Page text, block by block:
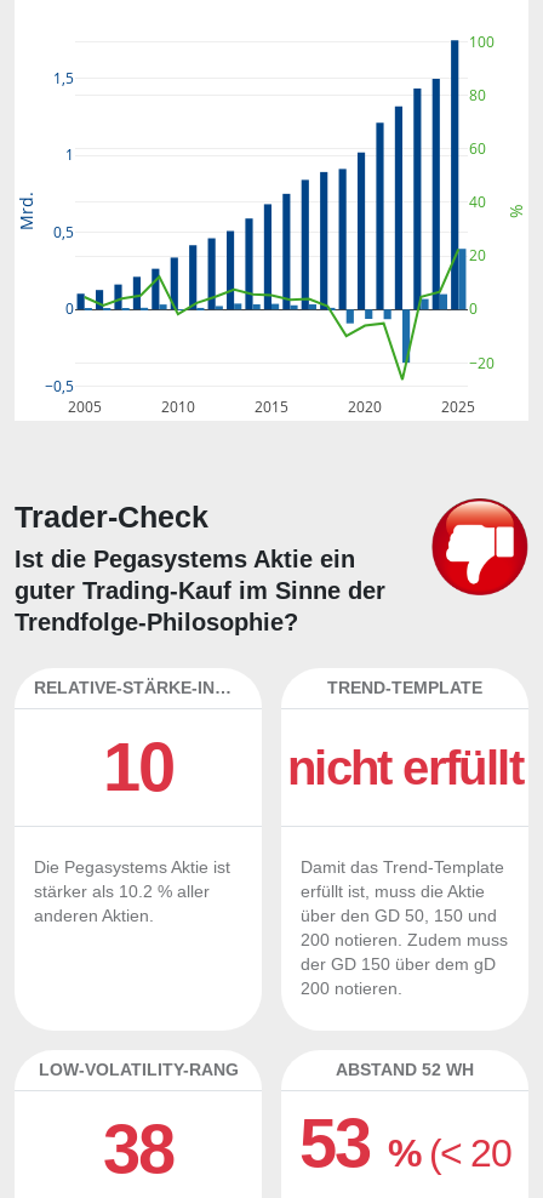
2005 2010 2015 2020 2025
−0,5
0
0,5
1
1,5
−20
0
20
40
60
80
100
Mrd. %
Trader-Check
Ist die Pegasystems Aktie ein
guter Trading-Kauf im Sinne der
Trendfolge-Philosophie?
RELATIVE-STÄRKE-INDEX
10
Die Pegasystems Aktie ist
stärker als 10.2 % aller
anderen Aktien.
TREND-TEMPLATE
nicht erfüllt
Damit das Trend-Template
erfüllt ist, muss die Aktie
über den GD 50, 150 und
200 notieren. Zudem muss
der GD 150 über dem gD
200 notieren.
LOW-VOLATILITY-RANG
38
ABSTAND 52 WH
53% (< 20